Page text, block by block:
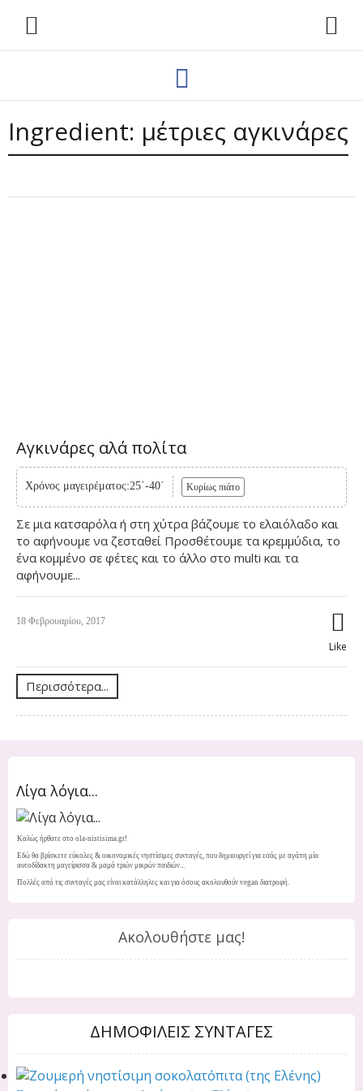
Ingredient: μέτριες αγκινάρες
Αγκινάρες αλά πολίτα
Χρόνος μαγειρέματος:25΄-40΄ Κυρίως πιάτο
Σε μια κατσαρόλα ή στη χύτρα βάζουμε το ελαιόλαδο και
το αφήνουμε να ζεσταθεί Προσθέτουμε τα κρεμμύδια, το
ένα κομμένο σε φέτες και το άλλο στο multi και τα
αφήνουμε...
18 Φεβρουαρίου, 2017
Like
Περισσότερα...
Λίγα λόγια...
Καλώς ήρθατε στο ola-nistisima.gr!
Εδώ θα βρίσκετε εύκολες & οικονομικές νηστίσιμες συνταγές, που δημιουργεί για εσάς με αγάπη μία
αυτοδίδακτη μαγείρισσα & μαμά τριών μικρών παιδιών...
Πολλές από τις συνταγές μας είναι κατάλληλες και για όσους ακολουθούν vegan διατροφή.
Ακολουθήστε μας!
ΔΗΜΟΦΙΛΕΙΣ ΣΥΝΤΑΓΕΣ